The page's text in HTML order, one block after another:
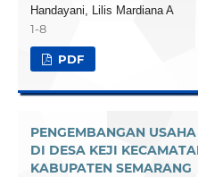
Handayani, Lilis Mardiana A
1-8
PDF
PENGEMBANGAN
DI DESA KEJI
KABUPATEN SEMARANG